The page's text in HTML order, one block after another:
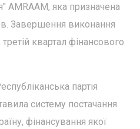
AMRAAM, яка призначена
Завершення виконання
квартал фінансового
партія
систему постачання
фінансування якої